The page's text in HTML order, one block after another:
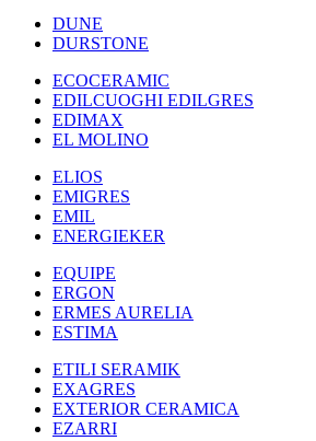
DUNE
DURSTONE
ECOCERAMIC
EDILCUOGHI EDILGRES
EDIMAX
EL MOLINO
ELIOS
EMIGRES
EMIL
ENERGIEKER
EQUIPE
ERGON
ERMES AURELIA
ESTIMA
ETILI SERAMIK
EXAGRES
EXTERIOR CERAMICA
EZARRI